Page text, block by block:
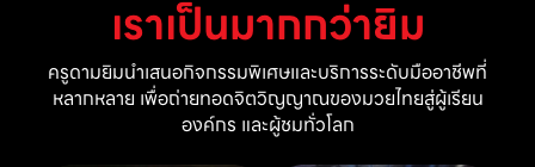
เราเป็นมากกว่ายิม
ครูดามยิมนำเสนอกิจกรรมพิเศษและบริการระดับมืออาชีพที่
หลากหลาย เพื่อถ่ายทอดจิตวิญญาณของมวยไทยสู่ผู้เรียน
องค์กร และผู้ชมทั่วโลก